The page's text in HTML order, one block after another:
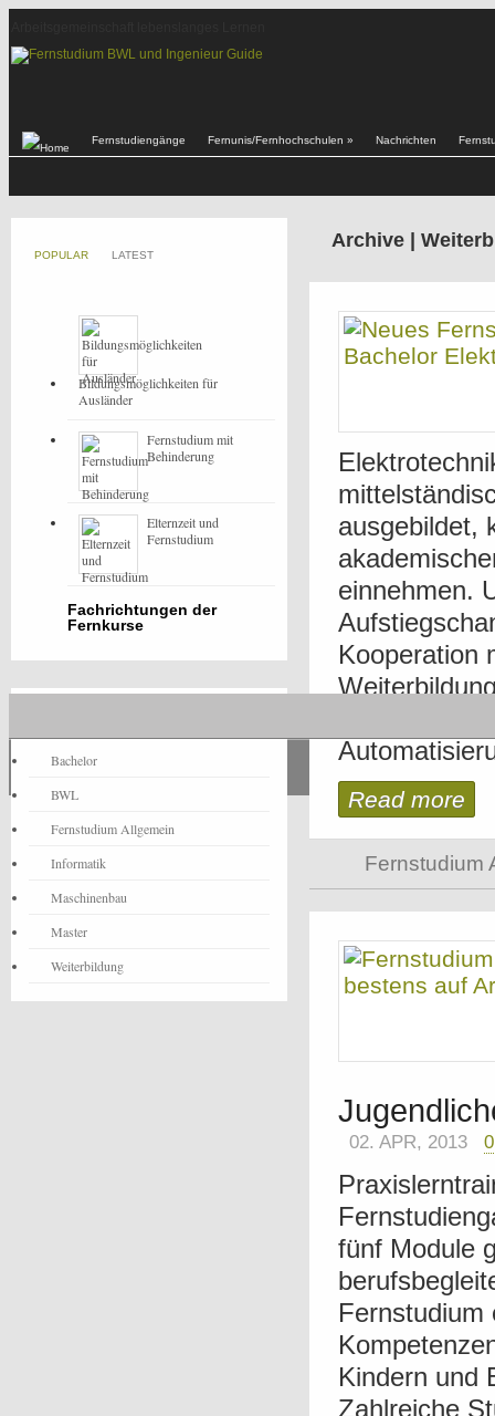
Fernstudiengänge Fernunis/Fernhochschulen » Nachrichten
Archive |
ausgebildet,
einnehmen.
Kooperation
Read more
Fernstudium
02. APR, 2013
fünf Module
Fernstudium
Kindern und
Zahlreiche
POPULAR LATEST
Bildungsmöglichkeiten für
Ausländer
Fernstudium mit
Behinderung
Elternzeit und
Fernstudium
Fachrichtungen der
Fernkurse
Bachelor
BWL
Fernstudium Allgemein
Informatik
Maschinenbau
Master
Weiterbildung